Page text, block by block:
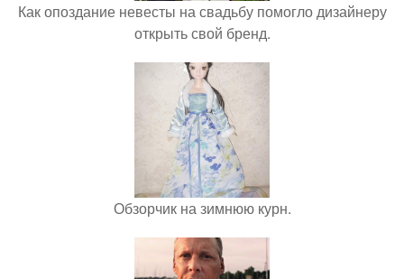
Как опоздание невесты на свадьбу помогло дизайнеру
открыть свой бренд.
Обзорчик на зимнюю курн.